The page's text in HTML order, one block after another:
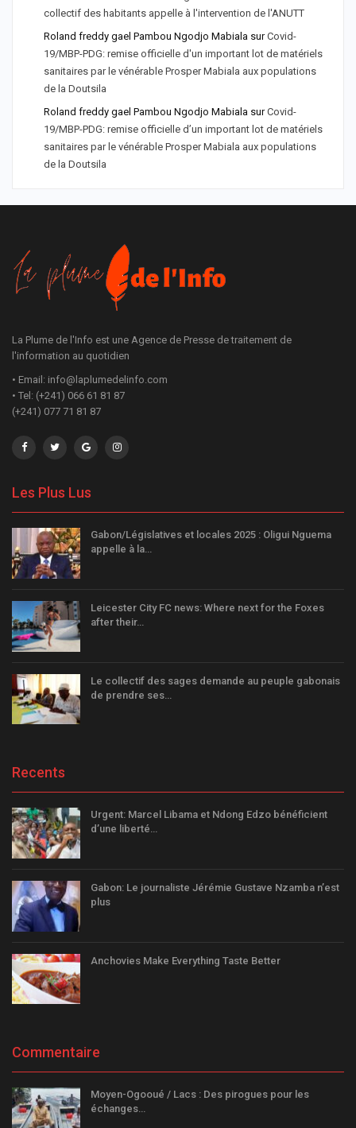
collectif des habitants appelle à l'intervention de l'ANUTT
Roland freddy gael Pambou Ngodjo Mabiala surCovid-
19/MBP-PDG: remise officielle d'un important lot de matériels
sanitaires par le vénérable Prosper Mabiala aux populations
de la Doutsila
Roland freddy gael Pambou Ngodjo Mabiala surCovid-
19/MBP-PDG: remise officielle d’un important lot de matériels
sanitaires par le vénérable Prosper Mabiala aux populations
de la Doutsila
La Plume de l'Info est une Agence de Presse de traitement de
l'information au quotidien
• Email: info@laplumedelinfo.com
• Tel: (+241) 066 61 81 87
(+241) 077 71 81 87
Les Plus Lus
Gabon/Législatives et locales 2025 : Oligui Nguema
appelle à la…
Leicester City FC news: Where next for the Foxes
after their…
Le collectif des sages demande au peuple gabonais
de prendre ses…
Recents
Urgent: Marcel Libama et Ndong Edzo bénéficient
d’une liberté…
Gabon: Le journaliste Jérémie Gustave Nzamba n’est
plus
Anchovies Make Everything Taste Better
Commentaire
Moyen-Ogooué / Lacs : Des pirogues pour les
échanges…